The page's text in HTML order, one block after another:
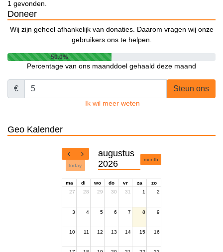
1 gevonden.
Doneer
Wij zijn geheel afhankelijk van donaties. Daarom vragen wij onze
gebruikers ons te helpen.
50.0%
Percentage van ons maanddoel gehaald deze maand
€ Steun ons
Ik wil meer weten
Geo Kalender
today
augustus
2026
month
ma di wo do vr za
zo
27
28 29 30 31 1 2
3 4 5 6 7 8 9
10 11 12 13 14 15 16